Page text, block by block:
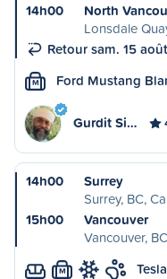
14h00
North
Lonsdale
Retour sam. 15
M Ford Mustang
Gurdit Si…
14h00
Surrey
Surrey, BC,
15h00
Vancouver
Vancouver,
M